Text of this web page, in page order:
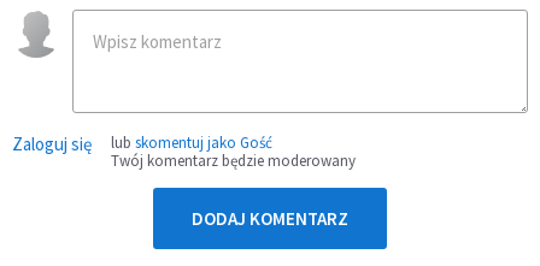
Zaloguj się lub skomentuj jako Gość
Twój komentarz będzie moderowany
DODAJ KOMENTARZ